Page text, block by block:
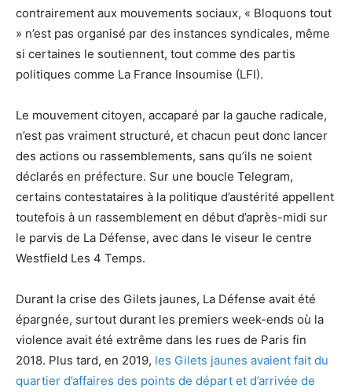
contrairement aux mouvements sociaux, « Bloquons tout
» n’est pas organisé par des instances syndicales, même
si certaines le soutiennent, tout comme des partis
politiques comme La France Insoumise (LFI).
Le mouvement citoyen, accaparé par la gauche radicale,
n’est pas vraiment structuré, et chacun peut donc lancer
des actions ou rassemblements, sans qu’ils ne soient
déclarés en préfecture. Sur une boucle Telegram,
certains contestataires à la politique d’austérité appellent
toutefois à un rassemblement en début d’après-midi sur
le parvis de La Défense, avec dans le viseur le centre
Westfield Les 4 Temps.
Durant la crise des Gilets jaunes, La Défense avait été
épargnée, surtout durant les premiers week-ends où la
violence avait été extrême dans les rues de Paris fin
2018. Plus tard, en 2019, les Gilets jaunes avaient fait du
quartier d’affaires des points de départ et d’arrivée de